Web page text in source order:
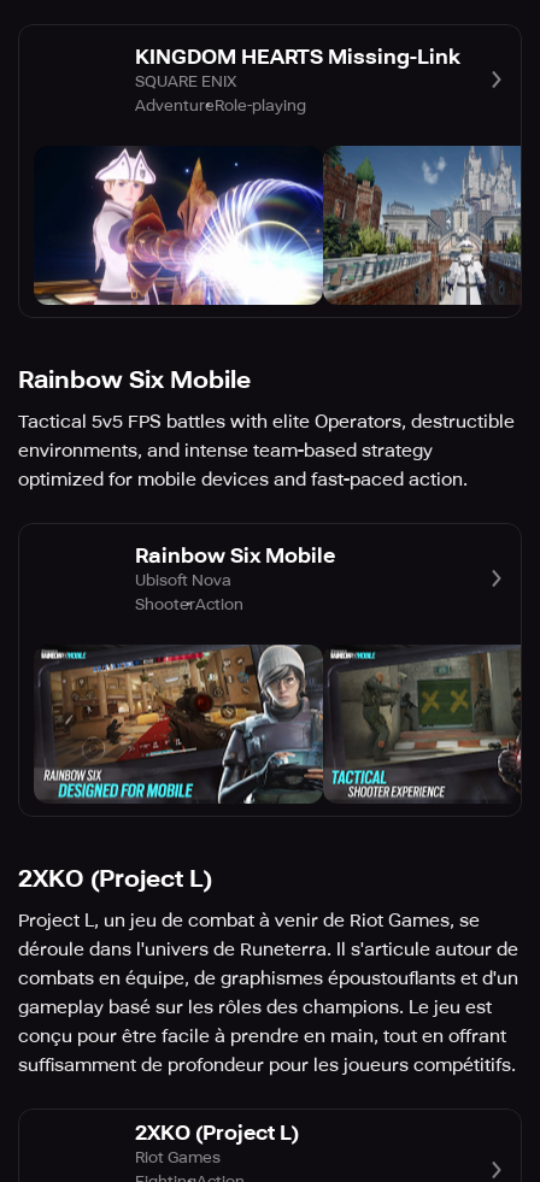
KINGDOM HEARTS Missing-Link
SQUARE ENIX
AdventureRole-playing
Rainbow Six Mobile
Tactical 5v5 FPS battles with elite Operators, destructible
environments, and intense team-based strategy
optimized for mobile devices and fast-paced action.
Rainbow Six Mobile
Ubisoft Nova
ShooterAction
2XKO (Project L)
Project L, un jeu de combat à venir de Riot Games, se
déroule dans l'univers de Runeterra. Il s'articule autour de
combats en équipe, de graphismes époustouflants et d'un
gameplay basé sur les rôles des champions. Le jeu est
conçu pour être facile à prendre en main, tout en offrant
suffisamment de profondeur pour les joueurs compétitifs.
2XKO (Project L)
Riot Games